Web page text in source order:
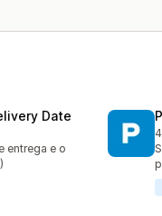
Date
entrega e o